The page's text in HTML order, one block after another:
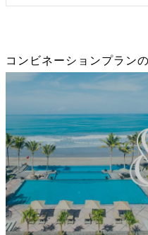
コンビネーションプラン